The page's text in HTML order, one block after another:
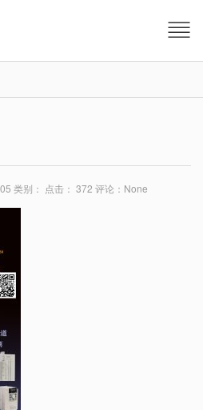
类别： 点击： 372 评论： None